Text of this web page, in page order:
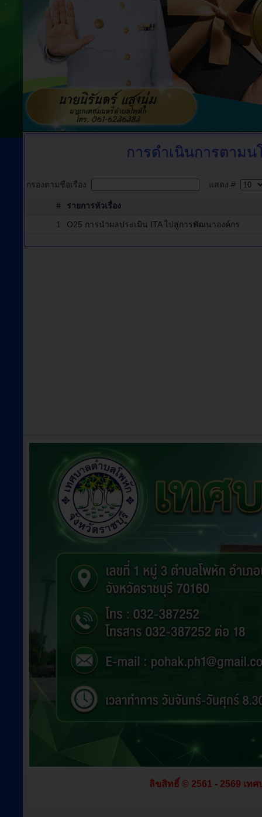
การดำเนินการตาม
กรองตามชื่อเรื่อง แสดง #
#
รายการหัวเรื่อง
1
O25 การนำผลประเมิน ITA ไปสู่การพัฒนาองค์กร
ลิขสิทธิ์ © 2561 - 2569 เท